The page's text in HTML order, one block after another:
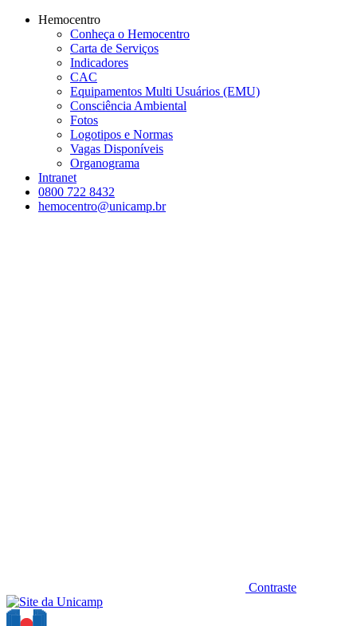
Conteúdo principal
Hemocentro
Conheça o Hemocentro
Carta de Serviços
Indicadores
CAC
Equipamentos Multi Usuários (EMU)
Consciência Ambiental
Fotos
Logotipos e Normas
Vagas Disponíveis
Organograma
Intranet
0800 722 8432
hemocentro@unicamp.br
Contraste